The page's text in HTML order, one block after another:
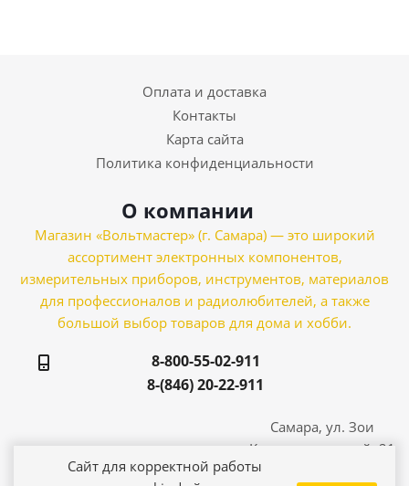
Оплата и доставка
Контакты
Карта сайта
Политика конфиденциальности
О компании
Магазин «Вольтмастер» (г. Самара) — это широкий
ассортимент электронных компонентов,
измерительных приборов, инструментов, материалов
для профессионалов и радиолюбителей, а также
большой выбор товаров для дома и хобби.
8-800-55-02-911
8-(846) 20-22-911
Самара, ул. Зои
Космодемьянской, 21
Сайт для корректной работы